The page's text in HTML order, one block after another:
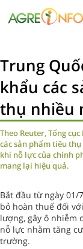
Trung
khẩu các
thụ nhiều
Theo Reuter, Tổng
các sản phẩm tiêu
khi nỗ lực của chính
mang lại hiệu quả.
Bắt đầu từ ngày 01/
bỏ hoàn thuế đối
lượng, gây ô nhiễm
nỗ lực nhằm tăng
trường.